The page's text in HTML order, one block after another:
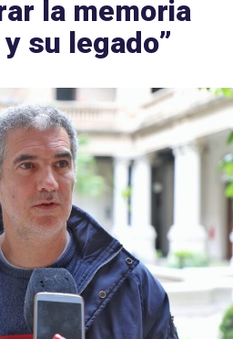
la memoria
su legado”